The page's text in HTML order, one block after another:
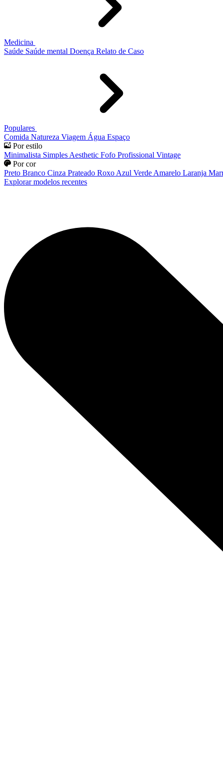
Medicina
Saúde Saúde mental Doença Relato de Caso
Populares
Comida Natureza Viagem Água Espaço
Por estilo
Minimalista Simples Aesthetic Fofo Profissional Vintage
Por cor
Preto Branco Cinza Prateado Roxo Azul Verde Amarelo Laranja
Explorar modelos recentes